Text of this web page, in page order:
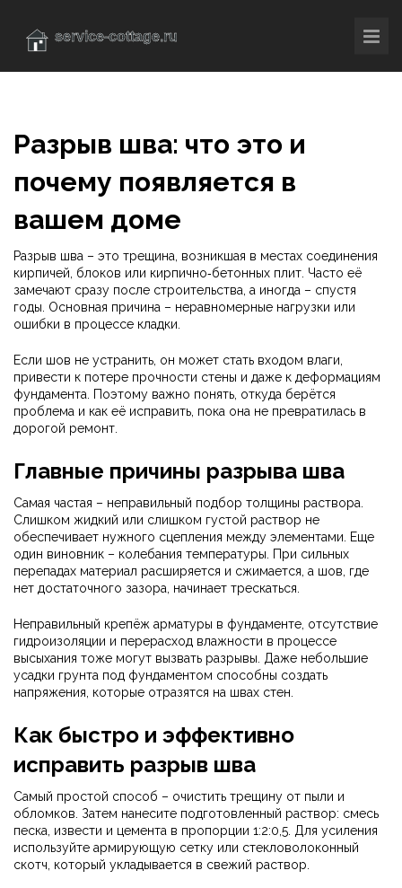
Разрыв шва: что это и
почему появляется в
вашем доме
Разрыв шва – это трещина, возникшая в местах соединения
кирпичей, блоков или кирпично‑бетонных плит. Часто её
замечают сразу после строительства, а иногда – спустя
годы. Основная причина – неравномерные нагрузки или
ошибки в процессе кладки.
Если шов не устранить, он может стать входом влаги,
привести к потере прочности стены и даже к деформациям
фундамента. Поэтому важно понять, откуда берётся
проблема и как её исправить, пока она не превратилась в
дорогой ремонт.
Главные причины разрыва шва
Самая частая – неправильный подбор толщины раствора.
Слишком жидкий или слишком густой раствор не
обеспечивает нужного сцепления между элементами. Еще
один виновник – колебания температуры. При сильных
перепадах материал расширяется и сжимается, а шов, где
нет достаточного зазора, начинает трескаться.
Неправильный крепёж арматуры в фундаменте, отсутствие
гидроизоляции и перерасход влажности в процессе
высыхания тоже могут вызвать разрывы. Даже небольшие
усадки грунта под фундаментом способны создать
напряжения, которые отразятся на швах стен.
Как быстро и эффективно
исправить разрыв шва
Самый простой способ – очистить трещину от пыли и
обломков. Затем нанесите подготовленный раствор: смесь
песка, извести и цемента в пропорции 1:2:0,5. Для усиления
используйте армирующую сетку или стекловолоконный
скотч, который укладывается в свежий раствор.